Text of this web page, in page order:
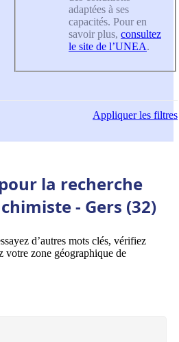
adaptées à ses
capacités. Pour en
savoir plus, consultez
le site de l’UNEA.
Appliquerles filtres
la recherche
- Gers (32)
d’autres mots clés, vérifiez
votre zone géographique de